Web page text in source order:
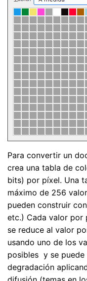
Para convertir un
crea una tabla de
bits) por píxel. Una
máximo de 256
pueden construir
etc.) Cada valor por
se reduce al valor
usando uno de los
posibles y se
degradación